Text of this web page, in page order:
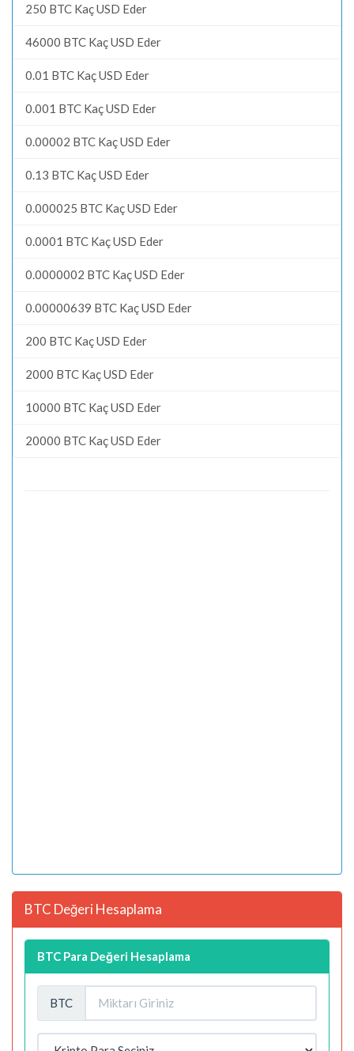
250 BTC Kaç USD Eder
46000 BTC Kaç USD Eder
0.01 BTC Kaç USD Eder
0.001 BTC Kaç USD Eder
0.00002 BTC Kaç USD Eder
0.13 BTC Kaç USD Eder
0.000025 BTC Kaç USD Eder
0.0001 BTC Kaç USD Eder
0.0000002 BTC Kaç USD Eder
0.00000639 BTC Kaç USD Eder
200 BTC Kaç USD Eder
2000 BTC Kaç USD Eder
10000 BTC Kaç USD Eder
20000 BTC Kaç USD Eder
BTC Değeri Hesaplama
BTC Para Değeri Hesaplama
BTC